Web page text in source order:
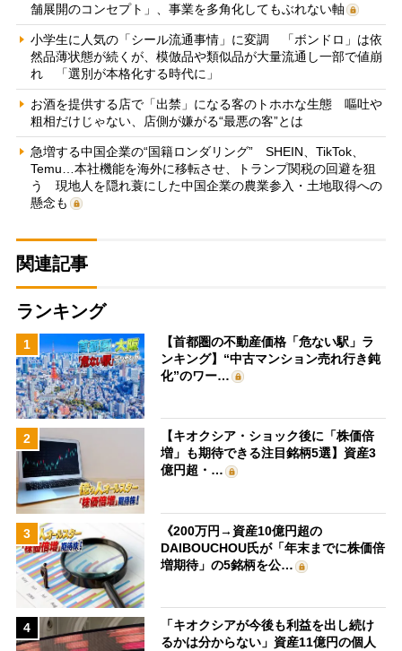
舗展開のコンセプト」、事業を多角化してもぶれない軸
小学生に人気の「シール流通事情」に変調 「ボンドロ」は依
然品薄状態が続くが、模倣品や類似品が大量流通し一部で値崩
れ 「選別が本格化する時代に」
お酒を提供する店で「出禁」になる客のトホホな生態 嘔吐や
粗相だけじゃない、店側が嫌がる“最悪の客”とは
急増する中国企業の“国籍ロンダリング” SHEIN、TikTok、
Temu…本社機能を海外に移転させ、トランプ関税の回避を狙
う 現地人を隠れ蓑にした中国企業の農業参入・土地取得への
懸念も
関連記事
ランキング
1
【首都圏の不動産価格「危ない駅」ラ
ンキング】“中古マンション売れ行き鈍
化”のワー…
2
【キオクシア・ショック後に「株価倍
増」も期待できる注目銘柄5選】資産3
億円超・…
3
《200万円→資産10億円超の
DAIBOUCHOU氏が「年末までに株価倍
増期待」の5銘柄を公…
4
「キオクシアが今後も利益を出し続け
るかは分からない」資産11億円の個人